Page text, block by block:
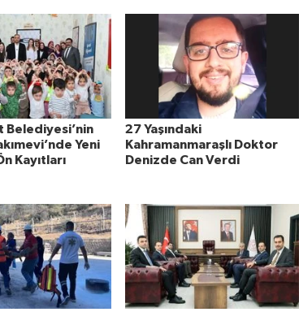
Belediyesi’nin
Yeni
Kayıtları
27 Yaşındaki
Kahramanmaraşlı Doktor
Denizde Can Verdi